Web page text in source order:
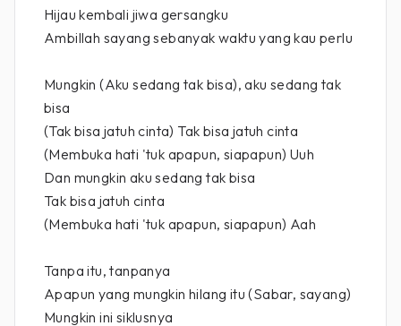
Hijau kembali jiwa gersangku
Ambillah sayang sebanyak waktu yang kau perlu
Mungkin (Aku sedang tak bisa), aku sedang tak
bisa
(Tak bisa jatuh cinta) Tak bisa jatuh cinta
(Membuka hati 'tuk apapun, siapapun) Uuh
Dan mungkin aku sedang tak bisa
Tak bisa jatuh cinta
(Membuka hati 'tuk apapun, siapapun) Aah
Tanpa itu, tanpanya
Apapun yang mungkin hilang itu (Sabar, sayang)
Mungkin ini siklusnya